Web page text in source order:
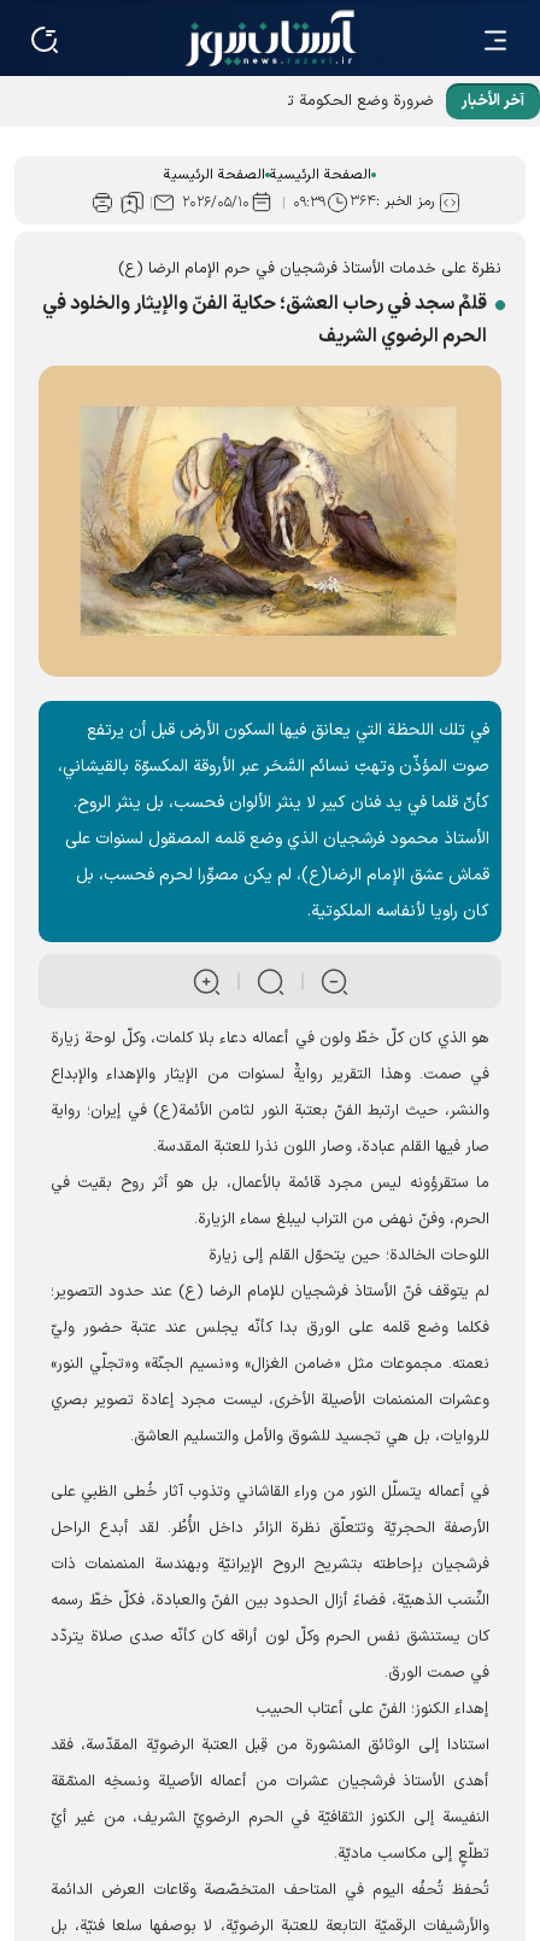
آخر الأخبار
ضرورة وضع الحكومة تخطيطاً شاملاً للارتقاء بمستوى الخدمات
الصفحة الرئيسية الصفحة الرئيسية
رمز الخبر :۳۶۴ ۰۹:۳۹ ۲۰۲۶/۰۵/۱۰
نظرة على خدمات الأستاذ فرشجيان في حرم الإمام الرضا (ع)
قلمٌ سجد في رحاب العشق؛ حكاية الفنّ والإيثار والخلود في
الحرم الرضوي الشریف
في تلك اللحظة التي يعانق فيها السكون الأرض قبل أن يرتفع
صوت المؤذّن وتهبّ نسائم السَّحَر عبر الأروقة المكسوّة بالقيشاني،
كأنّ قلما في يد فنان كبير لا ينثر الألوان فحسب، بل ينثر الروح.
الأستاذ محمود فرشجيان الذي وضع قلمه المصقول لسنوات على
قماش عشق الإمام الرضا(ع)، لم يكن مصوِّرا لحرم فحسب، بل
كان راويا لأنفاسه الملكوتية.
هو الذي كان كلّ خطّ ولون في أعماله دعاء بلا كلمات، وكلّ لوحة زيارة
في صمت. وهذا التقرير روايةٌ لسنوات من الإيثار والإهداء والإبداع
والنشر، حيث ارتبط الفنّ بعتبة النور لثامن الأئمة(ع) في إيران؛ رواية
صار فيها القلم عبادة، وصار اللون نذرا للعتبة المقدسة.
ما ستقرؤونه ليس مجرد قائمة بالأعمال، بل هو أثر روح بقيت في
الحرم، وفنّ نهض من التراب ليبلغ سماء الزيارة.
اللوحات الخالدة؛ حين يتحوّل القلم إلى زيارة
لم يتوقف فنّ الأستاذ فرشجيان للإمام الرضا (ع) عند حدود التصوير؛
فكلما وضع قلمه على الورق بدا كأنّه يجلس عند عتبة حضور وليّ
نعمته. مجموعات مثل «ضامن الغزال» و«نسيم الجنّة» و«تجلّي النور»
وعشرات المنمنمات الأصيلة الأخرى، ليست مجرد إعادة تصوير بصري
للروايات، بل هي تجسيد للشوق والأمل والتسليم العاشق.
في أعماله يتسلّل النور من وراء القاشاني وتذوب آثار خُطى الظبي على
الأرصفة الحجريّة وتتعلّق نظرة الزائر داخل الأُطُر. لقد أبدع الراحل
فرشجيان بإحاطته بتشريح الروح الإيرانيّة وبهندسة المنمنمات ذات
النِّسَب الذهبيّة، فضاءً أزال الحدود بين الفنّ والعبادة، فكلّ خطّ رسمه
كان يستنشق نفس الحرم وكلّ لون أراقه كان كأنّه صدى صلاة يتردّد
في صمت الورق.
إهداء الكنوز؛ الفنّ على أعتاب الحبيب
استنادا إلى الوثائق المنشورة من قِبل العتبة الرضويّة المقدّسة، فقد
أهدى الأستاذ فرشجيان عشرات من أعماله الأصيلة ونسخِه المنمّقة
النفيسة إلى الكنوز الثقافيّة في الحرم الرضويّ الشريف، من غير أيّ
تطلّعٍ إلى مكاسب ماديّة.
تُحفظ تُحفُه اليوم في المتاحف المتخصّصة وقاعات العرض الدائمة
والأرشيفات الرقميّة التابعة للعتبة الرضويّة، لا بوصفها سلعا فنيّة، بل